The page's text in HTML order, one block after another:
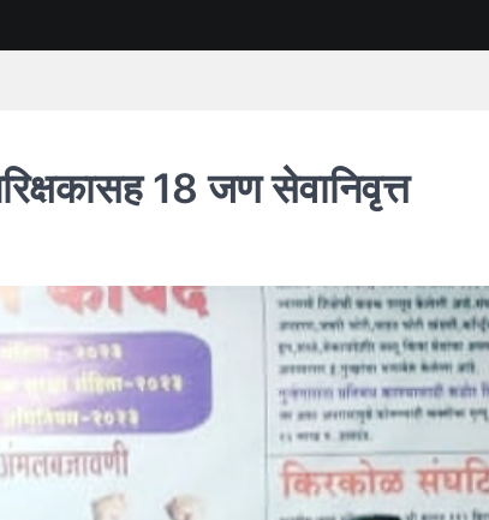
18 जण सेवानिवृत्त